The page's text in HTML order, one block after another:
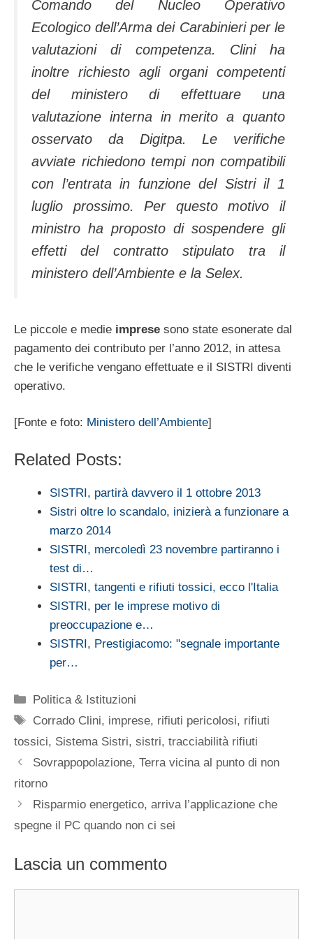
Comando del Nucleo Operativo
Ecologico dell’Arma dei Carabinieri per le
valutazioni di competenza. Clini ha
inoltre richiesto agli organi competenti
del ministero di effettuare una
valutazione interna in merito a quanto
osservato da Digitpa. Le verifiche
avviate richiedono tempi non compatibili
con l’entrata in funzione del Sistri il 1
luglio prossimo. Per questo motivo il
ministro ha proposto di sospendere gli
effetti del contratto stipulato tra il
ministero dell’Ambiente e la Selex.
Le piccole e medie imprese sono state esonerate dal
pagamento dei contributo per l’anno 2012, in attesa
che le verifiche vengano effettuate e il SISTRI diventi
operativo.
[Fonte e foto: Ministero dell’Ambiente]
Related Posts:
SISTRI, partirà davvero il 1 ottobre 2013
Sistri oltre lo scandalo, inizierà a funzionare a
marzo 2014
SISTRI, mercoledì 23 novembre partiranno i
test di…
SISTRI, tangenti e rifiuti tossici, ecco l'Italia
SISTRI, per le imprese motivo di
preoccupazione e…
SISTRI, Prestigiacomo: "segnale importante
per…
Categorie
Politica & Istituzioni
Tag
Corrado Clini, imprese, rifiuti pericolosi, rifiuti
tossici, Sistema Sistri, sistri, tracciabilità rifiuti
Sovrappopolazione, Terra vicina al punto di non
ritorno
Risparmio energetico, arriva l’applicazione che
spegne il PC quando non ci sei
Lascia un commento